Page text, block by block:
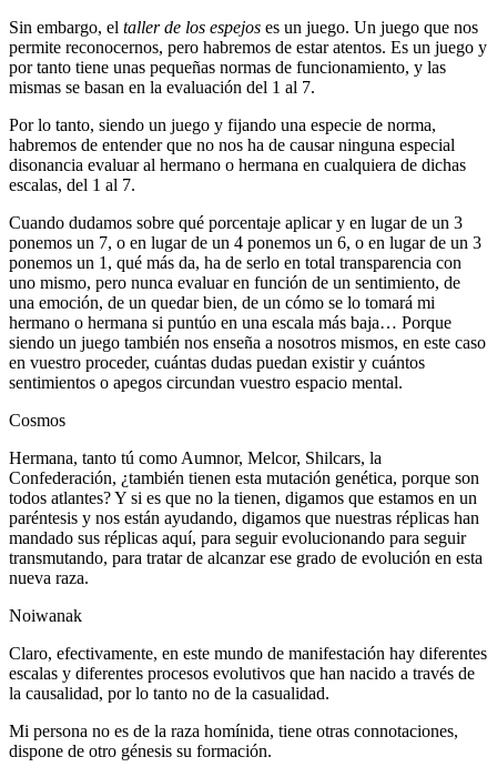
Sin embargo, el taller de los espejos es un juego. Un juego que nos
permite reconocernos, pero habremos de estar atentos. Es un juego y
por tanto tiene unas pequeñas normas de funcionamiento, y las
mismas se basan en la evaluación del 1 al 7.
Por lo tanto, siendo un juego y fijando una especie de norma,
habremos de entender que no nos ha de causar ninguna especial
disonancia evaluar al hermano o hermana en cualquiera de dichas
escalas, del 1 al 7.
Cuando dudamos sobre qué porcentaje aplicar y en lugar de un 3
ponemos un 7, o en lugar de un 4 ponemos un 6, o en lugar de un 3
ponemos un 1, qué más da, ha de serlo en total transparencia con
uno mismo, pero nunca evaluar en función de un sentimiento, de
una emoción, de un quedar bien, de un cómo se lo tomará mi
hermano o hermana si puntúo en una escala más baja… Porque
siendo un juego también nos enseña a nosotros mismos, en este caso
en vuestro proceder, cuántas dudas puedan existir y cuántos
sentimientos o apegos circundan vuestro espacio mental.
Cosmos
Hermana, tanto tú como Aumnor, Melcor, Shilcars, la
Confederación, ¿también tienen esta mutación genética, porque son
todos atlantes? Y si es que no la tienen, digamos que estamos en un
paréntesis y nos están ayudando, digamos que nuestras réplicas han
mandado sus réplicas aquí, para seguir evolucionando para seguir
transmutando, para tratar de alcanzar ese grado de evolución en esta
nueva raza.
Noiwanak
Claro, efectivamente, en este mundo de manifestación hay diferentes
escalas y diferentes procesos evolutivos que han nacido a través de
la causalidad, por lo tanto no de la casualidad.
Mi persona no es de la raza homínida, tiene otras connotaciones,
dispone de otro génesis su formación.